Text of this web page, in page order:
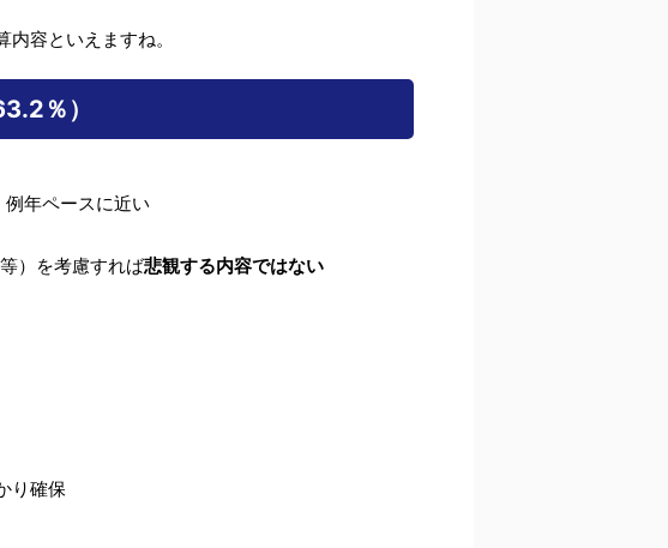
容といえますね。
％）
年ペースに近い
）を考慮すれば悲観する内容ではない
り確保